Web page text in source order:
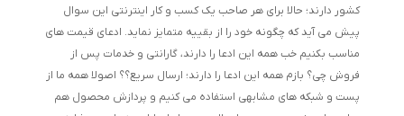
کشور دارند؛ حالا برای هر صاحب یک کسب و کار اینترنتی این سوال
پیش می آید که چگونه خود را از بقییه متمایز نماید. ادعای قیمت های
مناسب بکنیم خب همه این ادعا را دارند، گارانتی و خدمات پس از
فروش چی؟ بازم همه این ادعا را دارند؛ ارسال سریع؟؟ اصولا همه ما از
پست و شبکه های مشابهی استفاده می کنیم و پردازش محصول هم